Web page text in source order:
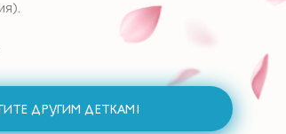
ДРУГИМ ДЕТКАМ1